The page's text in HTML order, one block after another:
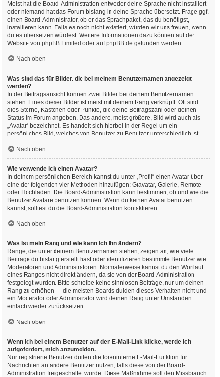
Meist hat die Board-Administration entweder deine Sprache nicht installiert
oder niemand hat das Forum bislang in deine Sprache übersetzt. Frage ggf.
einen Board-Administrator, ob er das Sprachpaket, das du benötigst,
installieren kann. Falls es noch nicht existiert, würden wir uns freuen, wenn
du es übersetzen würdest. Weitere Informationen dazu können auf der
Website von phpBB Limited oder aufphpBB.de gefunden werden.
Nach oben
Was sind das für Bilder, die bei meinem Benutzernamen angezeigt
werden?
In der Beitragsansicht können zwei Bilder bei deinem Benutzernamen
stehen. Eines dieser Bilder ist meist mit deinem Rang verknüpft: Oft sind
dies Sterne, Kästchen oder Punkte, die deine Beitragszahl oder deinen
Status im Forum angeben. Das andere, meist größere, Bild wird auch als
„Avatar“ bezeichnet. Es handelt sich hierbei in der Regel um ein
persönliches Bild, welches von Benutzer zu Benutzer unterschiedlich ist.
Nach oben
Wie verwende ich einen Avatar?
In deinem persönlichen Bereich kannst du unter „Profil“ einen Avatar über
eine der folgenden vier Methoden hinzufügen: Gravatar, Galerie, Remote
oder Hochladen. Die Board-Administration kann bestimmen, ob und wie die
Benutzer Avatare benutzen können. Wenn du keinen Avatar benutzen
kannst, solltest du die Board-Administration kontaktieren.
Nach oben
Was ist mein Rang und wie kann ich ihn ändern?
Ränge, die unter deinem Benutzernamen stehen, zeigen an, wie viele
Beiträge du bislang erstellt hast oder identifizieren bestimmte Benutzer wie
Moderatoren und Administratoren. Normalerweise kannst du den Wortlaut
eines Ranges nicht direkt ändern, da sie von der Board-Administration
festgelegt wurden. Bitte schreibe keine sinnlosen Beiträge, nur um deinen
Rang zu erhöhen — die meisten Boards dulden dieses Verhalten nicht und
ein Moderator oder Administrator wird deinen Rang unter Umständen
einfach wieder zurücksetzen.
Nach oben
Wenn ich bei einem Benutzer auf den E-Mail-Link klicke, werde ich
aufgefordert, mich anzumelden.
Nur registrierte Benutzer dürfen die foreninterne E-Mail-Funktion für
Nachrichten an andere Benutzer nutzen, falls diese von der Board-
Administration freigeschaltet wurde. Diese Maßnahme soll den Missbrauch